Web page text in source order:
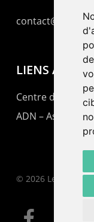
LIENS AMIS
Centre de culture
ADN –
© 2026 Le
facebook